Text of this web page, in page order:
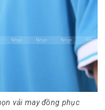
vải may đồng phục